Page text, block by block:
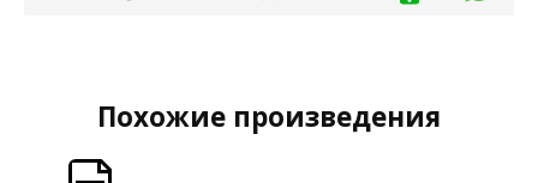
Похожие произведения